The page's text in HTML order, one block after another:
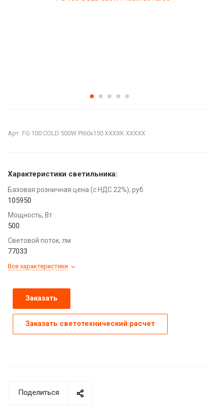
Арт. FG 100 COLD 500W PI60x150 XXXXK XXXXX
Характеристики светильника:
Базовая розничная цена (с НДС 22%), руб.
105950
Мощность, Вт
500
Световой поток, лм
77033
Все характеристики
Заказать
Заказать светотехнический расчет
Поделиться